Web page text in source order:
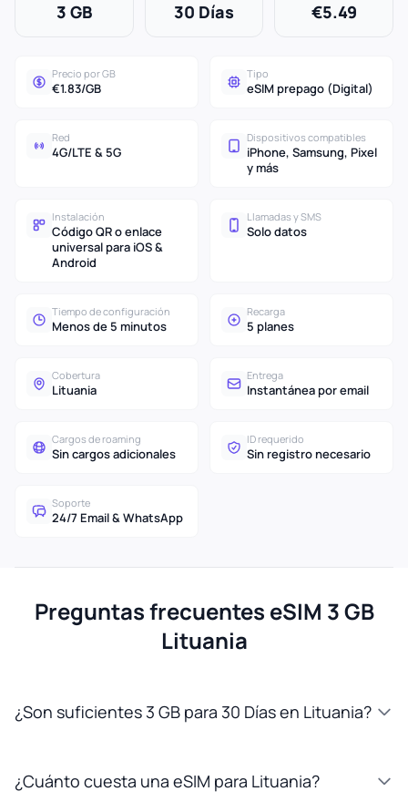
3 GB 30 Días €5.49
Precio por GB
€1.83/GB
Tipo
eSIM prepago (Digital)
Red
4G/LTE & 5G
Dispositivos compatibles
iPhone, Samsung, Pixel
y más
Instalación
Código QR o enlace
universal para iOS &
Android
Llamadas y SMS
Solo datos
Tiempo de configuración
Menos de 5 minutos
Recarga
5 planes
Cobertura
Lituania
Entrega
Instantánea por email
Cargos de roaming
Sin cargos adicionales
ID requerido
Sin registro necesario
Soporte
24/7 Email & WhatsApp
Preguntas frecuentes eSIM 3 GB
Lituania
¿Son suficientes 3 GB para 30 Días en Lituania?
¿Cuánto cuesta una eSIM para Lituania?